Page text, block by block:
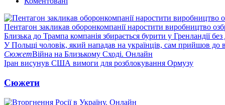
Пентагон закликав оборонкомпанії наростити виробництво
Близька до Трампа компанія збирається бурити у Гренландії
У Польщі чоловік, який нападав на українців, сам прийшов до
СюжетВійна на Близькому Сході. Онлайн
Іран висунув США вимоги для розблокування Ормузу
Сюжети